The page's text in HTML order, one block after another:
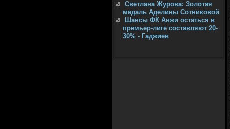
Светлана Журова: Золотая
медаль Аделины Сотниковой
Шансы ФК Анжи остаться в
премьер-лиге составляют 20-
30% - Гаджиев